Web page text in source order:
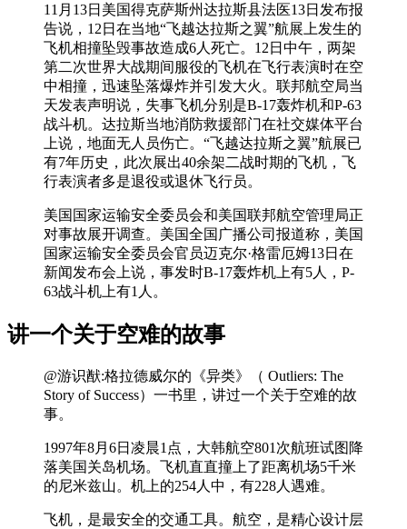
11月13日美国得克萨斯州达拉斯县法医13日发布报
告说，12日在当地“飞越达拉斯之翼”航展上发生的
飞机相撞坠毁事故造成6人死亡。12日中午，两架
第二次世界大战期间服役的飞机在飞行表演时在空
中相撞，迅速坠落爆炸并引发大火。联邦航空局当
天发表声明说，失事飞机分别是B-17轰炸机和P-63
战斗机。达拉斯当地消防救援部门在社交媒体平台
上说，地面无人员伤亡。“飞越达拉斯之翼”航展已
有7年历史，此次展出40余架二战时期的飞机，飞
行表演者多是退役或退休飞行员。
美国国家运输安全委员会和美国联邦航空管理局正
对事故展开调查。美国全国广播公司报道称，美国
国家运输安全委员会官员迈克尔·格雷厄姆13日在
新闻发布会上说，事发时B-17轰炸机上有5人，P-
63战斗机上有1人。
讲一个关于空难的故事
@游识猷:格拉德威尔的《异类》（ Outliers: The
Story of Success）一书里，讲过一个关于空难的故
事。
1997年8月6日凌晨1点，大韩航空801次航班试图降
落美国关岛机场。飞机直直撞上了距离机场5千米
的尼米兹山。机上的254人中，有228人遇难。
飞机，是最安全的交通工具。航空，是精心设计层